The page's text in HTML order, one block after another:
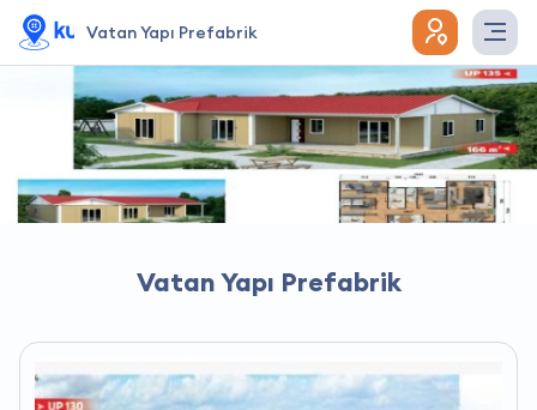
Vatan Yapı Prefabrik
Vatan Yapı Prefabrik